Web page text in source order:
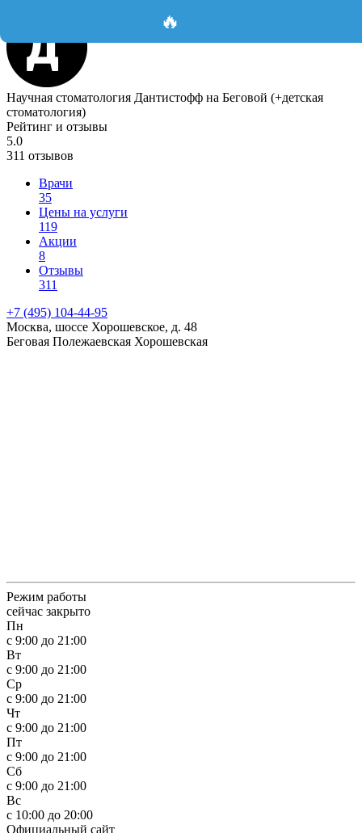
Научная стоматология Дантистофф на Беговой (+детская
стоматология)
Рейтинг и отзывы
5.0
311 отзывов
Врачи
35
Цены на услуги
119
Акции
8
Отзывы
311
+7 (495) 104-44-95
Москва, шоссе Хорошевское, д. 48
Беговая Полежаевская Хорошевская
Режим работы
сейчас закрыто
Пн
с 9:00 до 21:00
Вт
с 9:00 до 21:00
Ср
с 9:00 до 21:00
Чт
с 9:00 до 21:00
Пт
с 9:00 до 21:00
Сб
с 9:00 до 21:00
Вс
с 10:00 до 20:00
Официальный сайт
🔥